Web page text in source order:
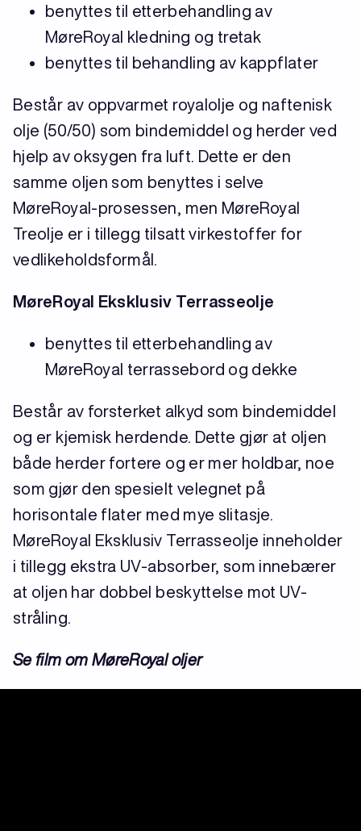
benyttes til etterbehandling av
MøreRoyal kledning og tretak
benyttes til behandling av kappflater
Består av oppvarmet royalolje og naftenisk
olje (50/50) som bindemiddel og herder ved
hjelp av oksygen fra luft. Dette er den
samme oljen som benyttes i selve
MøreRoyal-prosessen, men MøreRoyal
Treolje er i tillegg tilsatt virkestoffer for
vedlikeholdsformål.
MøreRoyal Eksklusiv Terrasseolje
benyttes til etterbehandling av
MøreRoyal terrassebord og dekke
Består av forsterket alkyd som bindemiddel
og er kjemisk herdende. Dette gjør at oljen
både herder fortere og er mer holdbar, noe
som gjør den spesielt velegnet på
horisontale flater med mye slitasje.
MøreRoyal Eksklusiv Terrasseolje inneholder
i tillegg ekstra UV-absorber, som innebærer
at oljen har dobbel beskyttelse mot UV-
stråling.
Se film om MøreRoyal oljer